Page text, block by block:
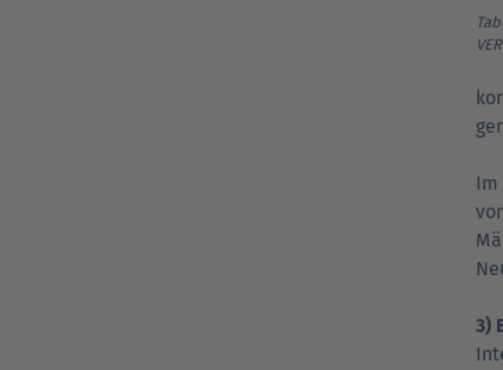
Im
3)